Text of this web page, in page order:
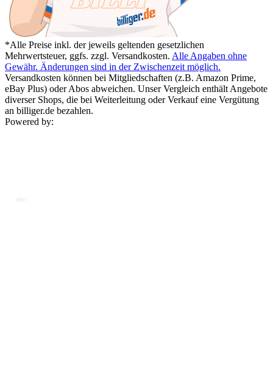
*Alle Preise inkl. der jeweils geltenden gesetzlichen
Mehrwertsteuer, ggfs. zzgl. Versandkosten. Alle Angaben ohne
Gewähr. Änderungen sind in der Zwischenzeit möglich.
Versandkosten können bei Mitgliedschaften (z.B. Amazon Prime,
eBay Plus) oder Abos abweichen. Unser Vergleich enthält Angebote
diverser Shops, die bei Weiterleitung oder Verkauf eine Vergütung
an billiger.de bezahlen.
Powered by: